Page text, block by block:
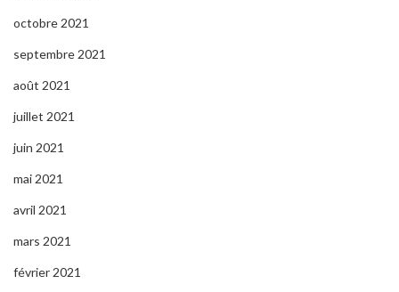
octobre 2021
septembre 2021
août 2021
juillet 2021
juin 2021
mai 2021
avril 2021
mars 2021
février 2021